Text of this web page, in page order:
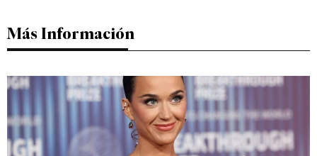
Más Información